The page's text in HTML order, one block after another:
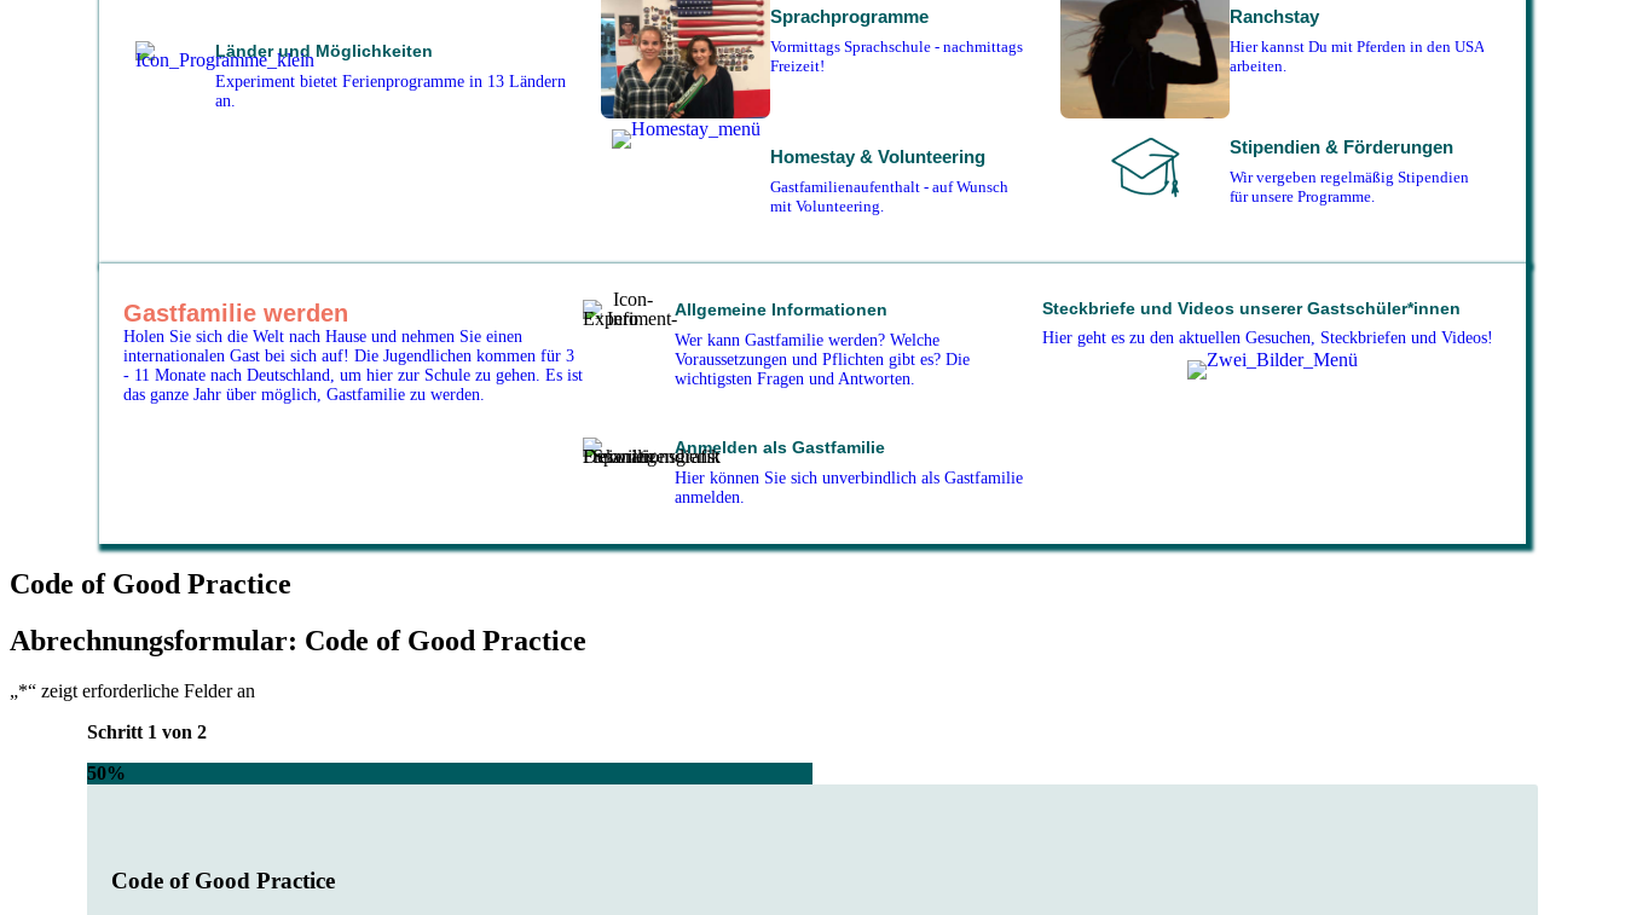
Länder und Möglichkeiten
Experiment bietet Ferienprogramme in 13 Ländern
an.
Sprachprogramme
Vormittags Sprachschule - nachmittags
Freizeit!
Homestay & Volunteering
Gastfamilienaufenthalt - auf Wunsch
mit Volunteering.
Ranchstay
Hier kannst Du mit Pferden in den USA
arbeiten.
Stipendien & Förderungen
Wir vergeben regelmäßig Stipendien
für unsere Programme.
Gastfamilie werden
Holen Sie sich die Welt nach Hause und nehmen Sie einen
internationalen Gast bei sich auf! Die Jugendlichen kommen für 3
- 11 Monate nach Deutschland, um hier zur Schule zu gehen. Es ist
das ganze Jahr über möglich, Gastfamilie zu werden.
Allgemeine Informationen
Wer kann Gastfamilie werden? Welche
Voraussetzungen und Pflichten gibt es? Die
wichtigsten Fragen und Antworten.
Anmelden als Gastfamilie
Hier können Sie sich unverbindlich als Gastfamilie
anmelden.
Steckbriefe und Videos unserer Gastschüler*innen
Hier geht es zu den aktuellen Gesuchen, Steckbriefen und Videos!
Code of Good Practice
Abrechnungsformular: Code of Good Practice
„*“ zeigt erforderliche Felder an
Schritt 1 von 2
50%
Code of Good Practice